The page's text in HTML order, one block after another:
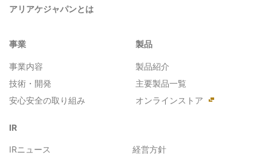
アリアケジャパンとは
事業
事業内容
技術・開発
安心安全の取り組み
製品
製品紹介
主要製品一覧
オンラインストア
IR
IRニュース
経営方針